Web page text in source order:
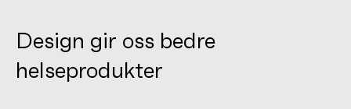
Design gir oss bedre
helseprodukter